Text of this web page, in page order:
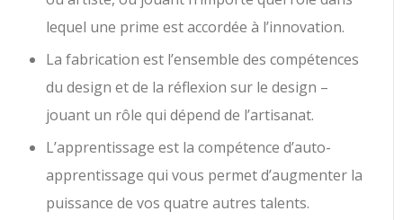
lequel une prime est accordée à l’innovation.
La fabrication est l’ensemble des compétences
du design et de la réflexion sur le design –
jouant un rôle qui dépend de l’artisanat.
L’apprentissage est la compétence d’auto-
apprentissage qui vous permet d’augmenter la
puissance de vos quatre autres talents.